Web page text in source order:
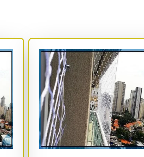
C25 ou superior. A resistência de
kgf, parâmetro mandatório para
5x5 cm (contenção geral) ou
mm conforme a carga de impacto
a 280°C e aditivação com 0.2%
Especificação
com 0.2% de negro de fumo
pet - 5x5 cm geral - 12x12 cm
esportiva